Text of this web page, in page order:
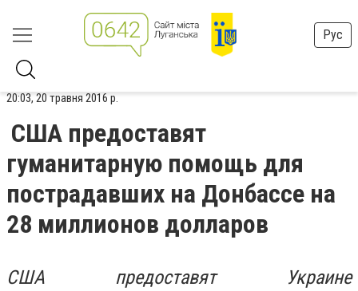
Рус
20:03, 20 травня 2016 р.
США предоставят
гуманитарную помощь для
пострадавших на Донбассе на
28 миллионов долларов
США предоставят Украине